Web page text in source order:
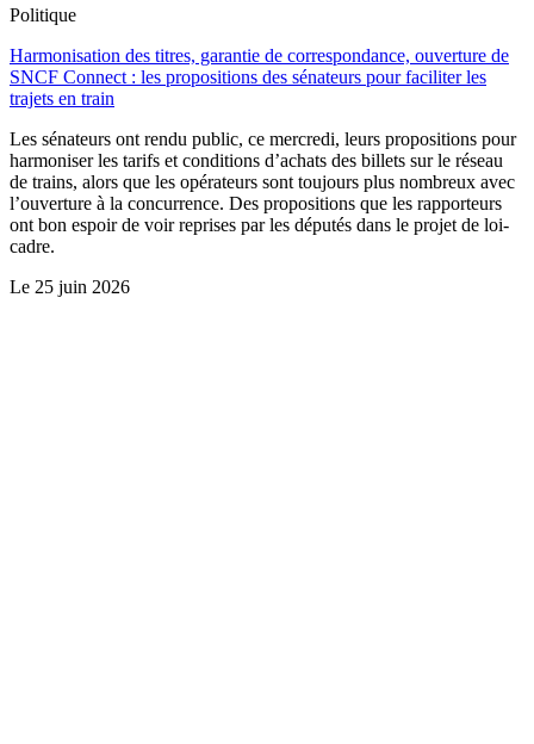
Politique
Harmonisation des titres, garantie de correspondance, ouverture de
SNCF Connect : les propositions des sénateurs pour faciliter les
trajets en train
Les sénateurs ont rendu public, ce mercredi, leurs propositions pour
harmoniser les tarifs et conditions d’achats des billets sur le réseau
de trains, alors que les opérateurs sont toujours plus nombreux avec
l’ouverture à la concurrence. Des propositions que les rapporteurs
ont bon espoir de voir reprises par les députés dans le projet de loi-
cadre.
Le 25 juin 2026